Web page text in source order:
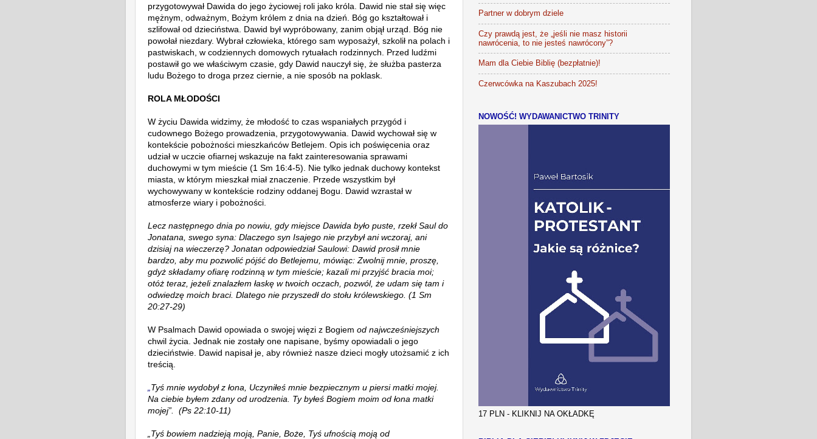
przygotowywał Dawida do jego życiowej roli jako króla. Dawid nie stał się więc
mężnym, odważnym, Bożym królem z dnia na dzień. Bóg go kształtował i
szlifował od dzieciństwa. Dawid był wypróbowany, zanim objął urząd. Bóg nie
powołał niezdary. Wybrał człowieka, którego sam wyposażył, szkolił na polach i
pastwiskach, w codziennych domowych rytuałach rodzinnych. Przed ludźmi
postawił go we właściwym czasie, gdy Dawid nauczył się, że służba pasterza
ludu Bożego to droga przez ciernie, a nie sposób na poklask.
ROLA MŁODOŚCI
W życiu Dawida widzimy, że młodość to czas wspaniałych przygód i
cudownego Bożego prowadzenia, przygotowywania. Dawid wychował się w
kontekście pobożności mieszkańców Betlejem. Opis ich poświęcenia oraz
udział w uczcie ofiarnej wskazuje na fakt zainteresowania sprawami
duchowymi w tym mieście (1 Sm 16:4-5). Nie tylko jednak duchowy kontekst
miasta, w którym mieszkał miał znaczenie. Przede wszystkim był
wychowywany w kontekście rodziny oddanej Bogu
Dawid wzrastał w
atmosferze wiary i pobożności.
Lecz następnego dnia po nowiu, gdy miejsce Dawida było puste, rzekł Saul do
Jonatana, swego syna: Dlaczego syn Isajego nie przybył ani wczoraj, ani
dzisiaj na wieczerzę? Jonatan odpowiedział Saulowi: Dawid prosił mnie
bardzo, aby mu pozwolić pójść do Betlejemu, mówiąc: Zwolnij mnie, proszę,
gdyż składamy ofiarę rodzinną w tym mieście; kazali mi przyjść bracia moi;
otóż teraz, jeżeli znalazłem łaskę w twoich oczach, pozwól, że udam się tam i
odwiedzę moich braci. Dlatego nie przyszedł do stołu królewskiego. (1 Sm
20:27-29)
W Psalmach Dawid opowiada o swojej więzi z Bogiem od najwcześniejszych
chwil życia. Jednak nie zostały one napisane, byśmy opowiadali o jego
dzieciństwie. Dawid napisał je, aby również nasze dzieci mogły utożsamić z ich
treścią.
Tyś mnie wydobył z łona, Uczyniłeś mnie bezpiecznym u piersi matki mojej.
Na ciebie byłem zdany od urodzenia. Ty byłeś Bogiem moim od łona matki
mojej”. (Ps 22:10-11)
„Tyś bowiem nadzieją moją, Panie, Boże, Tyś ufnością moją od
Partner w dobrym dziele
Czy prawdą jest, że „jeśli nie masz historii
nawrócenia, to nie jesteś nawrócony”?
Mam dla Ciebie Biblię (bezpłatnie)!
Czerwcówka na Kaszubach 2025!
NOWOŚĆ! WYDAWANICTWO TRINITY
17 PLN - KLIKNIJ NA OKŁADKĘ